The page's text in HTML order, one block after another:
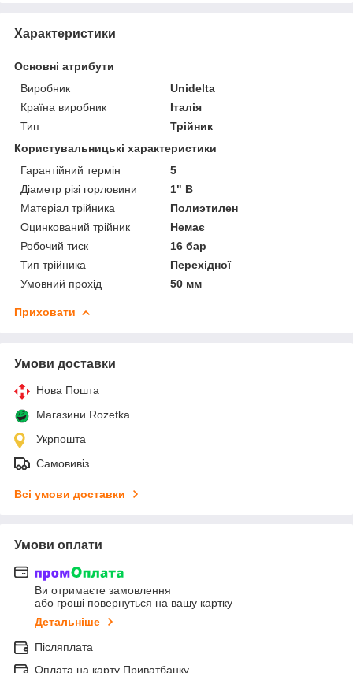
Характеристики
Основні атрибути
Виробник
Unidelta
Країна виробник
Італія
Тип
Трійник
Користувальницькі характеристики
Гарантійний термін
5
Діаметр різі горловини
1" В
Матеріал трійника
Полиэтилен
Оцинкований трійник
Немає
Робочий тиск
16 бар
Тип трійника
Перехідної
Умовний прохід
50 мм
Приховати
Умови доставки
Нова Пошта
Магазини Rozetka
Укрпошта
Самовивіз
Всі умови доставки
Умови оплати
Ви отримаєте замовлення
або гроші повернуться на вашу картку
Детальніше
Післяплата
Оплата на карту Приватбанку.